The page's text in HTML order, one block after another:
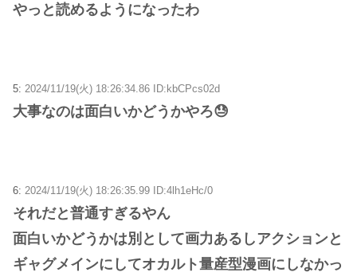
やっと読めるようになったわ
5: 2024/11/19(火) 18:26:34.86 ID:kbCPcs02d
大事なのは面白いかどうかやろ😓
6: 2024/11/19(火) 18:26:35.99 ID:4lh1eHc/0
それだと普通すぎるやん
面白いかどうかは別として画力あるしアクションと
ギャグメインにしてオカルト量産型漫画にしなかっ